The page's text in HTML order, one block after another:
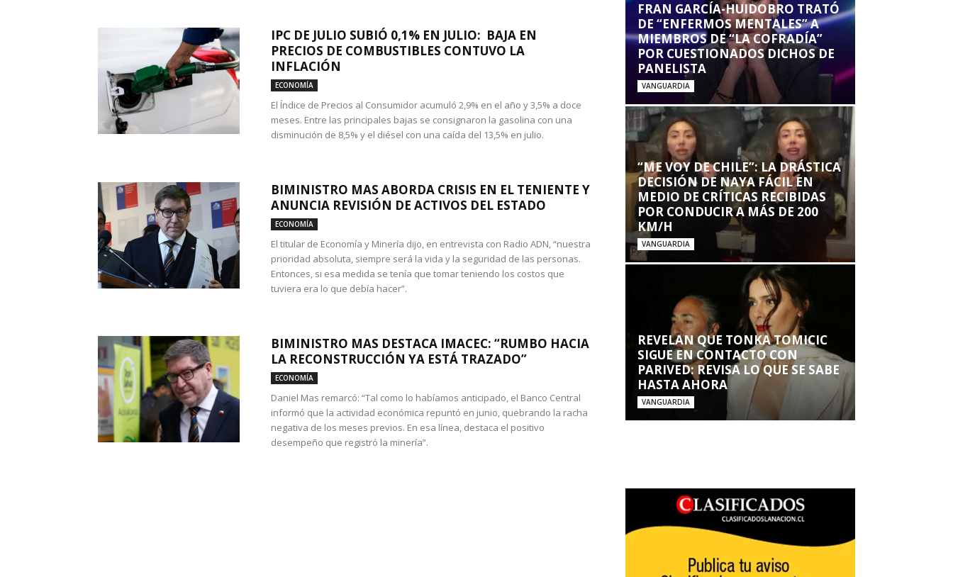
IPC DE JULIO SUBIÓ 0,1% EN JULIO: BAJA EN
PRECIOS DE COMBUSTIBLES CONTUVO LA
INFLACIÓN
ECONOMÍA
El Índice de Precios al Consumidor acumuló 2,9% en el año y 3,5% a doce
meses. Entre las principales bajas se consignaron la gasolina con una
disminución de 8,5% y el diésel con una caída del 13,5% en julio.
BIMINISTRO MAS ABORDA CRISIS EN EL TENIENTE Y
ANUNCIA REVISIÓN DE ACTIVOS DEL ESTADO
ECONOMÍA
El titular de Economía y Minería dijo, en entrevista con Radio ADN, “nuestra
prioridad absoluta, siempre será la vida y la seguridad de las personas.
Entonces, si esa medida se tenía que tomar teniendo los costos que
tuviera era lo que debía hacer”.
BIMINISTRO MAS DESTACA IMACEC: “RUMBO HACIA
LA RECONSTRUCCIÓN YA ESTÁ TRAZADO”
ECONOMÍA
Daniel Mas remarcó: “Tal como lo habíamos anticipado, el Banco Central
informó que la actividad económica repuntó en junio, quebrando la racha
negativa de los meses previos. En esa línea, destaca el positivo
desempeño que registró la minería”.
FRAN GARCÍA-HUIDOBRO TRATÓ
DE “ENFERMOS MENTALES” A
MIEMBROS DE “LA COFRADÍA”
POR CUESTIONADOS DICHOS DE
PANELISTA
VANGUARDIA
“ME VOY DE CHILE”: LA DRÁSTICA
DECISIÓN DE NAYA FÁCIL EN
MEDIO DE CRÍTICAS RECIBIDAS
POR CONDUCIR A MÁS DE 200
KM/H
VANGUARDIA
REVELAN QUE TONKA TOMICIC
SIGUE EN CONTACTO CON
PARIVED: REVISA LO QUE SE SABE
HASTA AHORA
VANGUARDIA